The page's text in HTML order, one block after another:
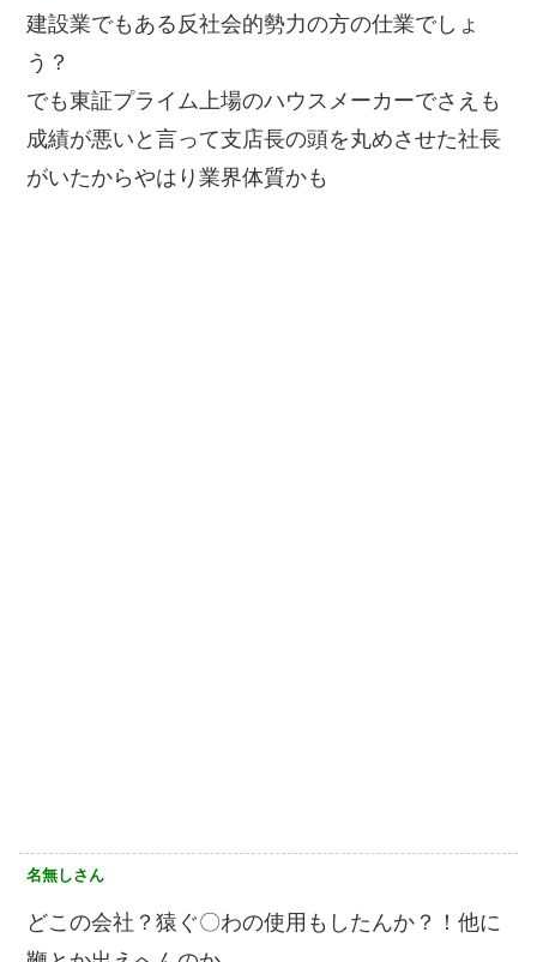
建設業でもある反社会的勢力の方の仕業でしょ
う？
でも東証プライム上場のハウスメーカーでさえも
成績が悪いと言って支店長の頭を丸めさせた社長
がいたからやはり業界体質かも
名無しさん
どこの会社？猿ぐ〇わの使用もしたんか？！他に